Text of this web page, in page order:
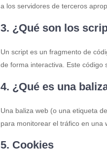
a los servidores de terceros
3. ¿Qué son los
Un script es un fragmento de
de forma interactiva. Este código
4. ¿Qué es una
Una baliza web (o una etiqueta
para monitorear el tráfico en una
5. Cookies